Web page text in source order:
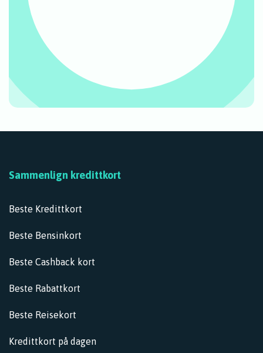
Finn ditt nye
Sammenlign kredittkort
Beste Kredittkort
Beste Bensinkort
Beste Cashback kort
Beste Rabattkort
Beste Reisekort
Kredittkort på dagen